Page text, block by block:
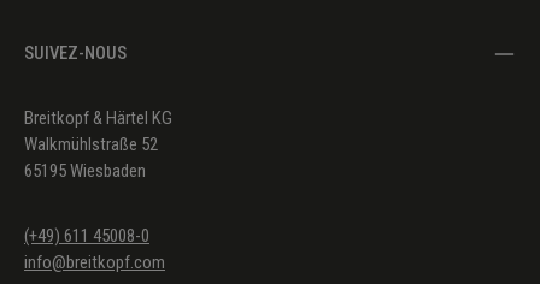
SUIVEZ-NOUS
Breitkopf & Härtel KG
Walkmühlstraße 52
65195 Wiesbaden
(+49) 611 45008-0
info@breitkopf.com